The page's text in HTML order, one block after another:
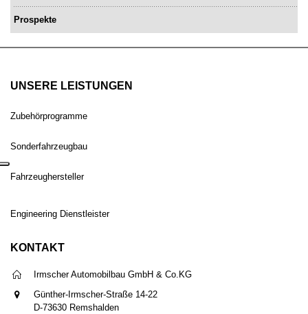
Prospekte
UNSERE LEISTUNGEN
Zubehörprogramme
Sonderfahrzeugbau
Fahrzeughersteller
Engineering Dienstleister
KONTAKT
Irmscher Automobilbau GmbH & Co.KG
Günther-Irmscher-Straße 14-22
D-73630 Remshalden